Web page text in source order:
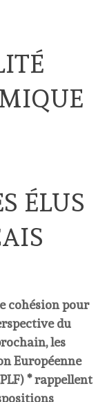
ÉLUS
cohésion pour
du
les
Européenne
* rappellent